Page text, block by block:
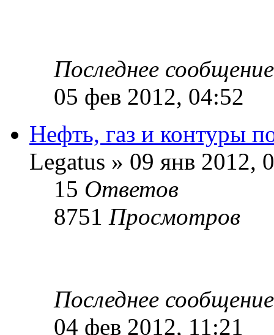
Последнее
05 фев 2012, 04:52
Нефть, газ и контуры
Legatus » 09 янв 2012,
15 Ответов
8751 Просмотров
Последнее
04 фев 2012, 11:21